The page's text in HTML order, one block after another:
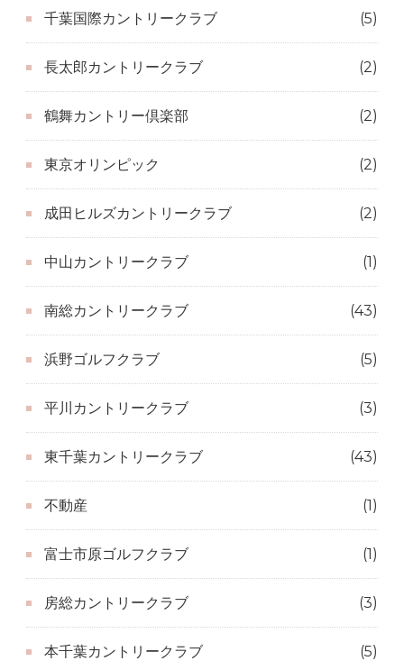
千葉国際カントリークラブ (5)
長太郎カントリークラブ (2)
鶴舞カントリー倶楽部 (2)
東京オリンピック (2)
成田ヒルズカントリークラブ (2)
中山カントリークラブ (1)
南総カントリークラブ (43)
浜野ゴルフクラブ (5)
平川カントリークラブ (3)
東千葉カントリークラブ (43)
不動産 (1)
富士市原ゴルフクラブ (1)
房総カントリークラブ (3)
本千葉カントリークラブ (5)